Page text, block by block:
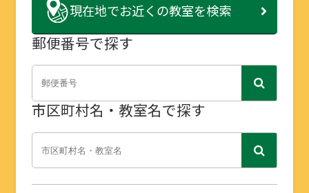
現在地でお近くの教室を検索
郵便番号で探す
市区町村名・教室名で探す